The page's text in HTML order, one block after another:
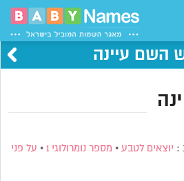
השם עיינה
: יוצאים לטבע • מספר נומרולוגי 1 • על פני